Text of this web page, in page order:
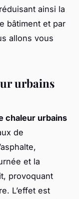
ainsi la
bâtiment et par
allons vous
urbains
chaleur urbains
de
et la
provoquant
L’effet est